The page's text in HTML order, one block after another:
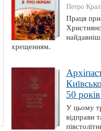
Петро
Праця
хрещенням.
50
У цьому
відправи